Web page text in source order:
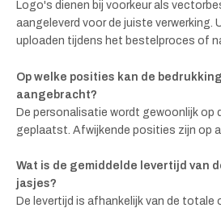
Logo's dienen bij voorkeur als
aangeleverd voor de juiste verwerking.
uploaden tijdens het bestelproces of
Op welke posities kan de
aangebracht?
De personalisatie wordt gewoonlijk op
geplaatst. Afwijkende posities zijn op
Wat is de gemiddelde levertijd van
jasjes?
De levertijd is afhankelijk van de totale